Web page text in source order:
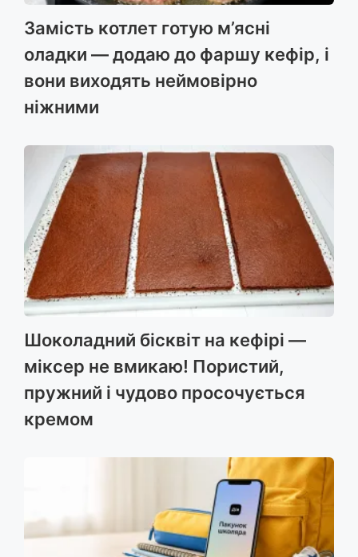
Замість котлет готую м’ясні
оладки — додаю до фаршу кефір, і
вони виходять неймовірно
ніжними
Шоколадний бісквіт на кефірі —
міксер не вмикаю! Пористий,
пружний і чудово просочується
кремом